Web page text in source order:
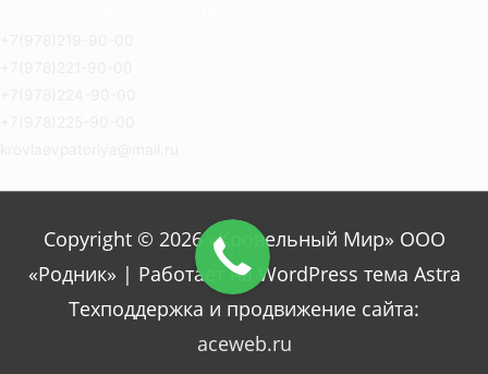
Copyright © 2026 «Кровельный Мир» ООО
«Родник» | Работает на WordPress тема Astra
Техподдержка и продвижение сайта:
aceweb.ru